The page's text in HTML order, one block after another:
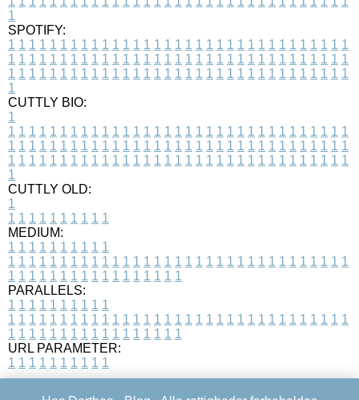
1
SPOTIFY:
1 1 1 1 1 1 1 1 1 1 1 1 1 1 1 1 1 1 1 1 1 1 1 1 1 1 1 1 1 1 1 1 1
1 1 1 1 1 1 1 1 1 1 1 1 1 1 1 1 1 1 1 1 1 1 1 1 1 1 1 1 1 1 1 1 1
1 1 1 1 1 1 1 1 1 1 1 1 1 1 1 1 1 1 1 1 1 1 1 1 1 1 1 1 1 1 1 1 1
1
CUTTLY BIO:
1
1 1 1 1 1 1 1 1 1 1 1 1 1 1 1 1 1 1 1 1 1 1 1 1 1 1 1 1 1 1 1 1 1
1 1 1 1 1 1 1 1 1 1 1 1 1 1 1 1 1 1 1 1 1 1 1 1 1 1 1 1 1 1 1 1 1
1 1 1 1 1 1 1 1 1 1 1 1 1 1 1 1 1 1 1 1 1 1 1 1 1 1 1 1 1 1 1 1 1
1
CUTTLY OLD:
1
1 1 1 1 1 1 1 1 1 1
MEDIUM:
1 1 1 1 1 1 1 1 1 1
1 1 1 1 1 1 1 1 1 1 1 1 1 1 1 1 1 1 1 1 1 1 1 1 1 1 1 1 1 1 1 1 1
1 1 1 1 1 1 1 1 1 1 1 1 1 1 1 1 1
PARALLELS:
1 1 1 1 1 1 1 1 1 1
1 1 1 1 1 1 1 1 1 1 1 1 1 1 1 1 1 1 1 1 1 1 1 1 1 1 1 1 1 1 1 1 1
1 1 1 1 1 1 1 1 1 1 1 1 1 1 1 1 1
URL PARAMETER:
1 1 1 1 1 1 1 1 1 1